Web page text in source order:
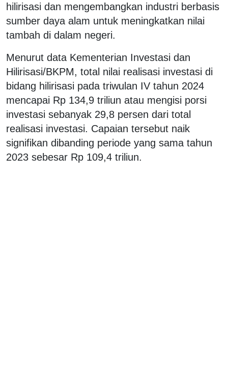
hilirisasi dan mengembangkan industri berbasis
sumber daya alam untuk meningkatkan nilai
tambah di dalam negeri.
Menurut data Kementerian Investasi dan
Hilirisasi/BKPM, total nilai realisasi investasi di
bidang hilirisasi pada triwulan IV tahun 2024
mencapai Rp 134,9 triliun atau mengisi porsi
investasi sebanyak 29,8 persen dari total
realisasi investasi. Capaian tersebut naik
signifikan dibanding periode yang sama tahun
2023 sebesar Rp 109,4 triliun.